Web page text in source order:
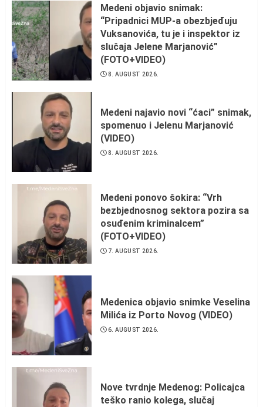
Medeni objavio snimak:
“Pripadnici MUP-a obezbjeđuju
Vuksanovića, tu je i inspektor iz
slučaja Jelene Marjanović”
(FOTO+VIDEO)
8. AUGUST 2026.
Medeni najavio novi “ćaci” snimak,
spomenuo i Jelenu Marjanović
(VIDEO)
8. AUGUST 2026.
Medeni ponovo šokira: “Vrh
bezbjednosnog sektora pozira sa
osuđenim kriminalcem”
(FOTO+VIDEO)
7. AUGUST 2026.
Medenica objavio snimke Veselina
Milića iz Porto Novog (VIDEO)
6. AUGUST 2026.
Nove tvrdnje Medenog: Policajca
teško ranio kolega, slučaj